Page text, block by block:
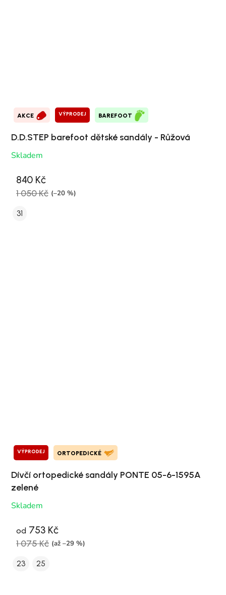
AKCE VÝPRODEJ BAREFOOT
D.D.STEP barefoot dětské sandály - Růžová
Skladem
840 Kč
1 050 Kč (–20 %)
31
VÝPRODEJ ORTOPEDICKÉ
Dívčí ortopedické sandály PONTE 05-6-1595A
zelené
Skladem
od 753 Kč
1 075 Kč (až –29 %)
23 25